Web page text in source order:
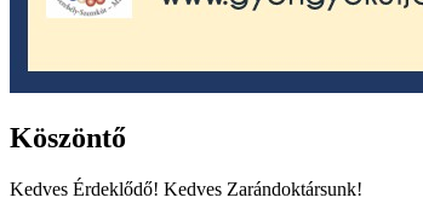
Köszöntő
Kedves Érdeklődő! Kedves Zarándoktársunk!